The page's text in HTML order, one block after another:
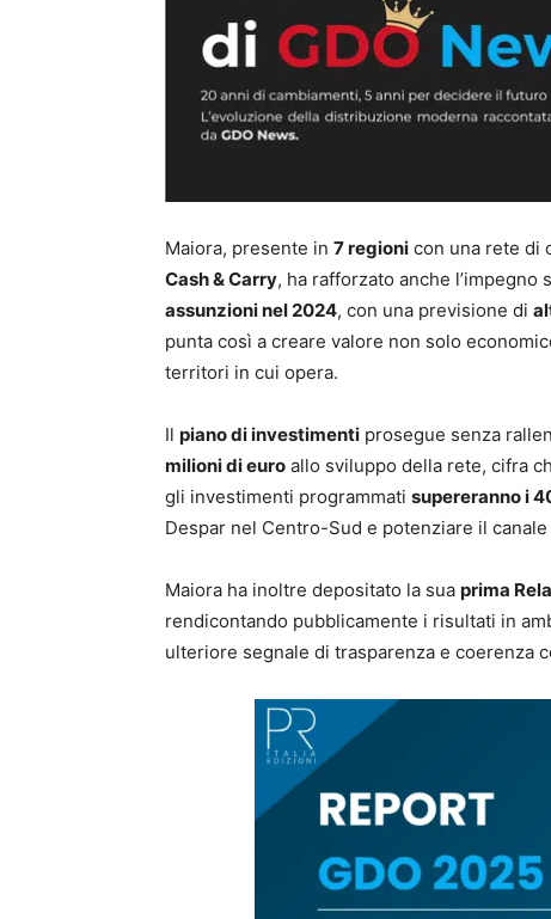
Maiora, presente in 7 regioni con una rete di
Cash & Carry, ha rafforzato anche l’impegno
assunzioni nel 2024, con una previsione di
punta così a creare valore non solo
territori in cui opera.
Il piano di investimenti prosegue senza
milioni di euro allo sviluppo della rete, cifra
gli investimenti programmati supereranno i
Despar nel Centro-Sud e potenziare il canale
Maiora ha inoltre depositato la sua prima
rendicontando pubblicamente i risultati in
ulteriore segnale di trasparenza e coerenza